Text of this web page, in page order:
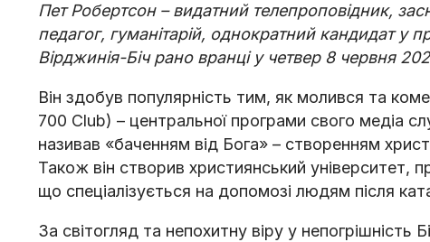
Пет Робертсон – видатний телепроповідник,
педагог, гуманітарій, однократний кандидат
Вірджинія-Біч рано вранці у четвер 8 червня
Він здобув популярність тим, як молився та
700 Club) – центральної програми свого медіа
називав «баченням від Бога» – створенням
Також він створив християнський університет,
що спеціалізується на допомозі людям після
За світогляд та непохитну віру у непогрішність